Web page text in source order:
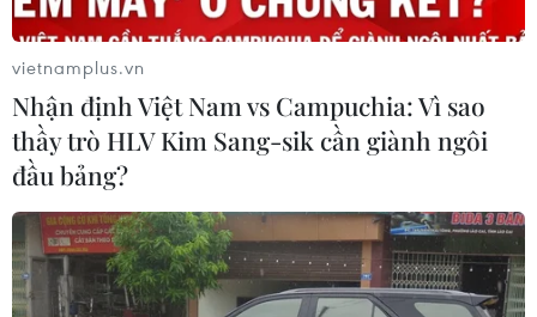
vietnamplus.vn
Nhận định Việt Nam vs Campuchia: Vì sao
thầy trò HLV Kim Sang-sik cần giành ngôi
đầu bảng?